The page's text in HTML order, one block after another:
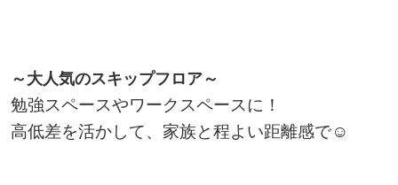
～大人気のスキップフロア～
勉強スペースやワークスペースに！
高低差を活かして、家族と程よい距離感で☺